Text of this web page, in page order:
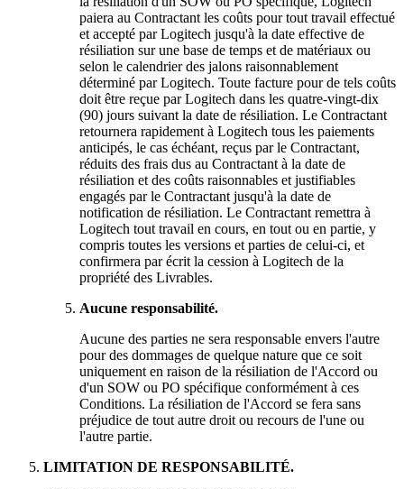
paiera au Contractant les coûts pour tout travail effectué
et accepté par Logitech jusqu'à la date effective de
résiliation sur une base de temps et de matériaux ou
selon le calendrier des jalons raisonnablement
déterminé par Logitech. Toute facture pour de tels coûts
doit être reçue par Logitech dans les quatre-vingt-dix
(90) jours suivant la date de résiliation. Le Contractant
retournera rapidement à Logitech tous les paiements
anticipés, le cas échéant, reçus par le Contractant,
réduits des frais dus au Contractant à la date de
résiliation et des coûts raisonnables et justifiables
engagés par le Contractant jusqu'à la date de
notification de résiliation. Le Contractant remettra à
Logitech tout travail en cours, en tout ou en partie, y
compris toutes les versions et parties de celui-ci, et
confirmera par écrit la cession à Logitech de la
propriété des Livrables.
Aucune responsabilité.
Aucune des parties ne sera responsable envers l'autre
pour des dommages de quelque nature que ce soit
uniquement en raison de la résiliation de l'Accord ou
d'un SOW ou PO spécifique conformément à ces
Conditions. La résiliation de l'Accord se fera sans
préjudice de tout autre droit ou recours de l'une ou
l'autre partie.
LIMITATION DE RESPONSABILITÉ.